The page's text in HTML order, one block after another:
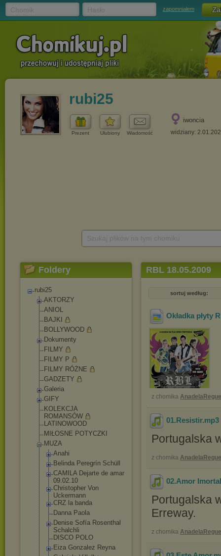
zapomniałem
rubi25
Prezent Ulubiony Wiadomość
iwoncia
widziany:
Foldery
rubi25
AKTORZY
ANIOL
BAJKI
BOLLYWOOD
Dokumenty
FILMY
FILMY P
FILMY RÓŻNE
GADZETY
Galeria
GIFY
KOLEKCJA
ROMANSÓW
LATINOWOOD
MIŁOSNE POTYCZKI
MUZA
Anahi
Belinda Peregrín Schüll
CAMILA Dejarte de amar
09.02.10
Christopher Von
Uckermann
CRZ la banda
Danna Paola
Denise Sofía Rosenthal
Schalchli
DISCO POLO
Eiza Gonzalez Reyna
RBL 18.05.2009
sortuj według:
Okładka płyty
z chomika
01.Resistir.mp3
Portugalska
z chomika
02.Amor Imortal
Portugalska
Erreway.
z chomika